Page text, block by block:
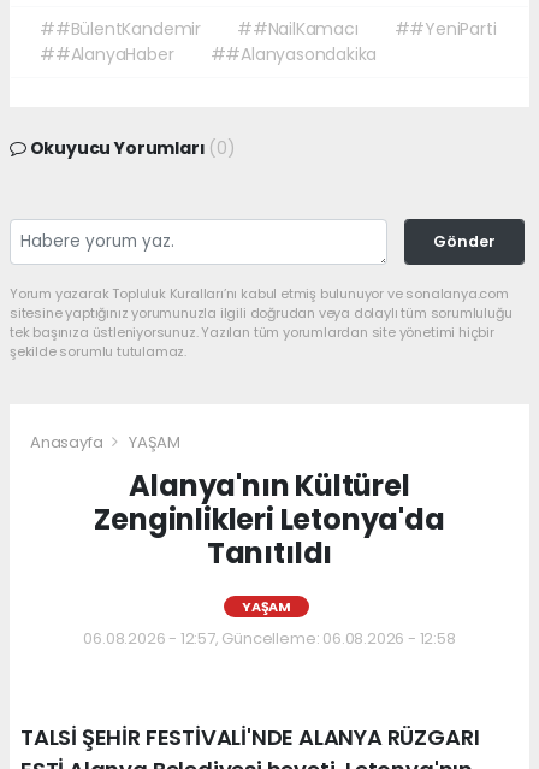
##BülentKandemir ##NailKamacı
##YeniParti
##AlanyaHaber
##Alanyasondakika
Okuyucu Yorumları (0)
Gönder
Yorum yazarak Topluluk Kuralları’nı kabul etmiş bulunuyor ve sonalanya.com
sitesine yaptığınız yorumunuzla ilgili doğrudan veya dolaylı tüm sorumluluğu
tek başınıza üstleniyorsunuz. Yazılan tüm yorumlardan site yönetimi hiçbir
şekilde sorumlu tutulamaz.
Anasayfa YAŞAM
Alanya'nın Kültürel
Zenginlikleri Letonya'da
Tanıtıldı
YAŞAM
06.08.2026 - 12:57, Güncelleme: 06.08.2026 - 12:58
TALSİ ŞEHİR FESTİVALİ'NDE ALANYA RÜZGARI